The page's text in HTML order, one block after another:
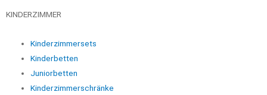
KINDERZIMMER
Kinderzimmersets
Kinderbetten
Juniorbetten
Kinderzimmerschränke